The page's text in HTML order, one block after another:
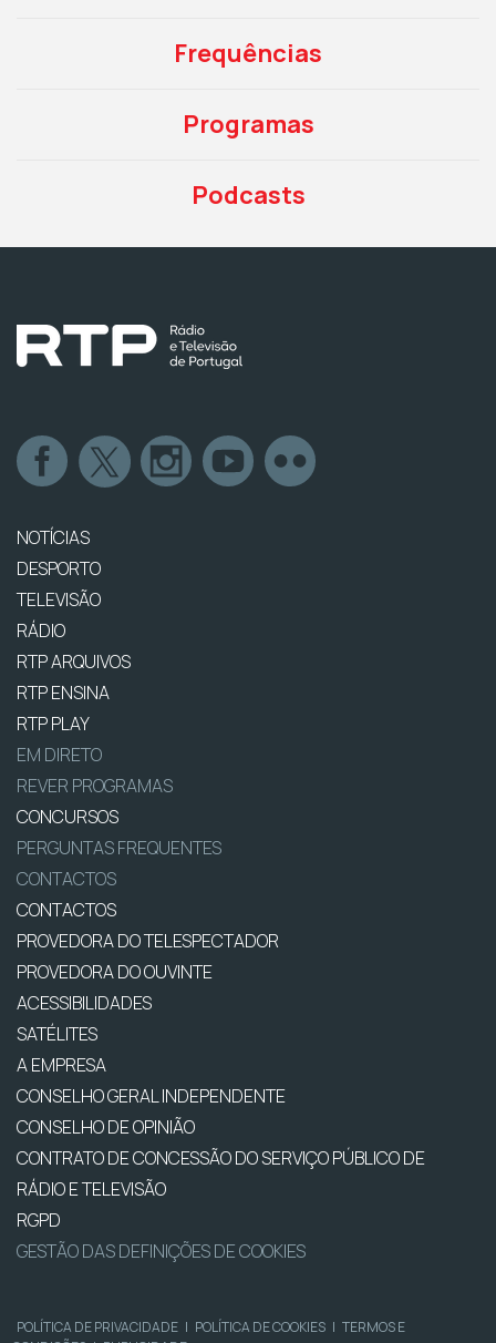
Frequências
Programas
Podcasts
NOTÍCIAS
DESPORTO
TELEVISÃO
RÁDIO
RTP ARQUIVOS
RTP ENSINA
RTP PLAY
EM DIRETO
REVER PROGRAMAS
CONCURSOS
PERGUNTAS FREQUENTES
CONTACTOS
CONTACTOS
PROVEDORA DO TELESPECTADOR
PROVEDORA DO OUVINTE
ACESSIBILIDADES
SATÉLITES
A EMPRESA
CONSELHO GERAL INDEPENDENTE
CONSELHO DE OPINIÃO
CONTRATO DE CONCESSÃO DO SERVIÇO PÚBLICO DE
RÁDIO E TELEVISÃO
RGPD
GESTÃO DAS DEFINIÇÕES DE COOKIES
POLÍTICA DE PRIVACIDADE | POLÍTICA DE COOKIES | TERMOS E